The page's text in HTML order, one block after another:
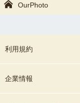
OurPhoto
利用規約
企業情報